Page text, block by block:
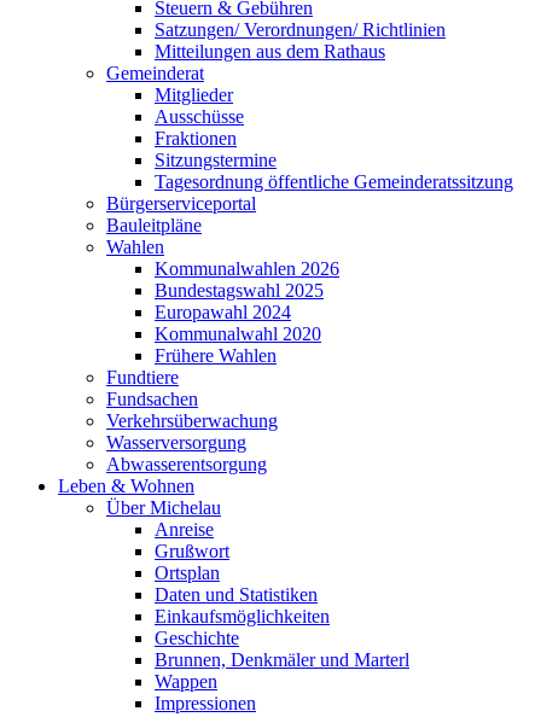
Steuern & Gebühren
Satzungen/ Verordnungen/ Richtlinien
Mitteilungen aus dem Rathaus
Gemeinderat
Mitglieder
Ausschüsse
Fraktionen
Sitzungstermine
Tagesordnung öffentliche Gemeinderatssitzung
Bürgerserviceportal
Bauleitpläne
Wahlen
Kommunalwahlen 2026
Bundestagswahl 2025
Europawahl 2024
Kommunalwahl 2020
Frühere Wahlen
Fundtiere
Fundsachen
Verkehrsüberwachung
Wasserversorgung
Abwasserentsorgung
Leben & Wohnen
Über Michelau
Anreise
Grußwort
Ortsplan
Daten und Statistiken
Einkaufsmöglichkeiten
Geschichte
Brunnen, Denkmäler und Marterl
Wappen
Impressionen